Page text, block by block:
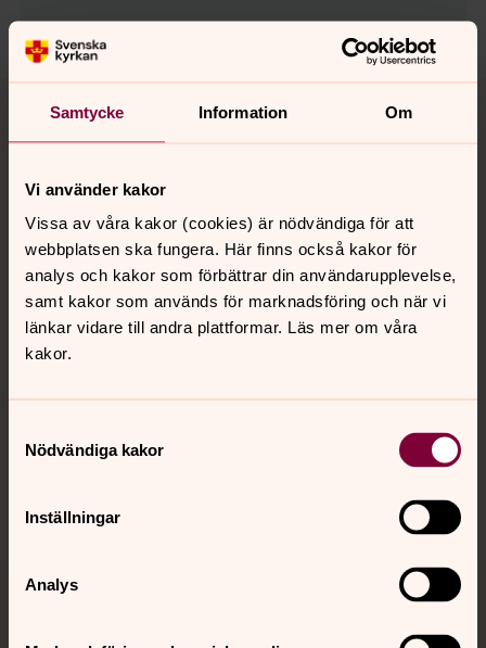
Samtycke Information Om
Vi använder kakor
Vissa av våra kakor (cookies) är nödvändiga för att
webbplatsen ska fungera. Här finns också kakor för
analys och kakor som förbättrar din användarupplevelse,
samt kakor som används för marknadsföring och när vi
länkar vidare till andra plattformar. Läs mer om våra
kakor.
Nödvändiga kakor
Inställningar
Analys
Tillbaka till toppen
Tillbaka till innehållet
Kontakt
Kalender
Hitta snabbt
Sociala kanaler